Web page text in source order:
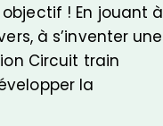
! En jouant à
à s’inventer une
Circuit train
la